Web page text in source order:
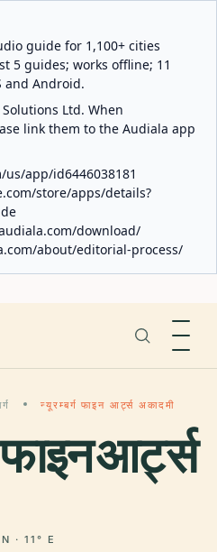
guide for 1,100+ cities
5 guides; works offline; 11
and Android.
Ltd. When
link them to the Audiala app
app/id6446038181
store/apps/details?
download/
about/editorial-process/
न्यूरम्बर्ग फाइन आर्ट्स अकादमी
आर्ट्स
· 11° E